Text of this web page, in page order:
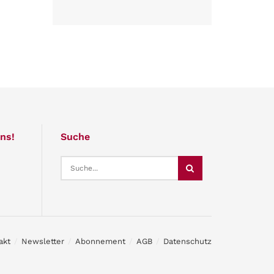
Suche
Newsletter Abonnement AGB Datenschutz